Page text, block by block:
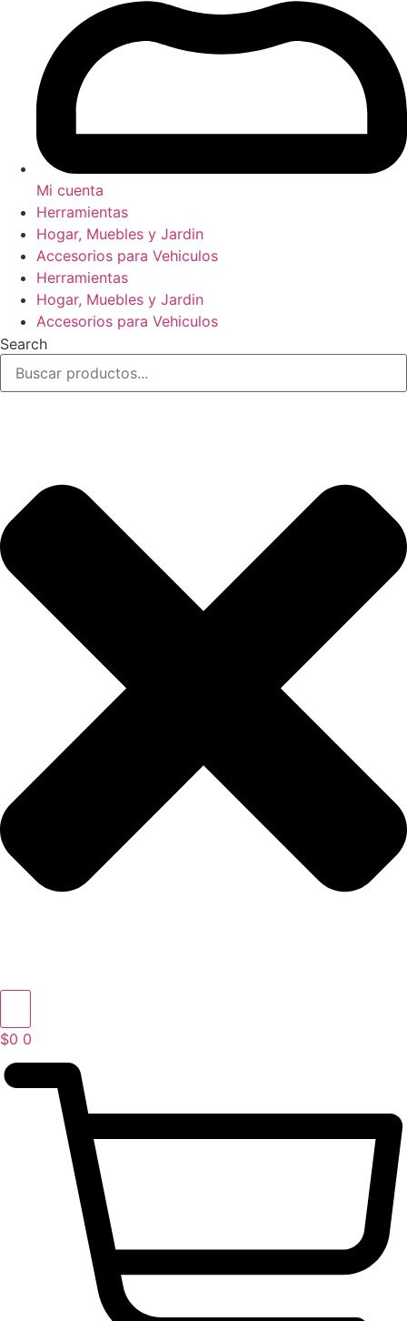
Mi cuenta
Herramientas
Hogar, Muebles y Jardin
Accesorios para Vehiculos
Herramientas
Hogar, Muebles y Jardin
Accesorios para Vehiculos
Search
$0 0